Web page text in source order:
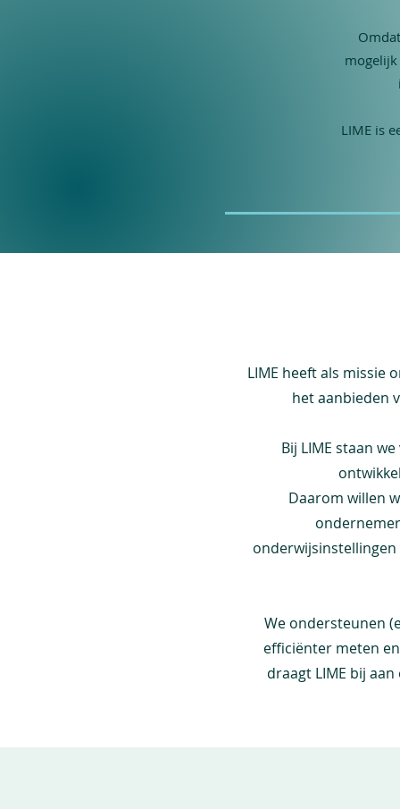
LIME is
LIME heeft als missie
het aanbieden
Bij LIME staan
Daarom willen
We ondersteunen
efficiënter meten
draagt LIME bij